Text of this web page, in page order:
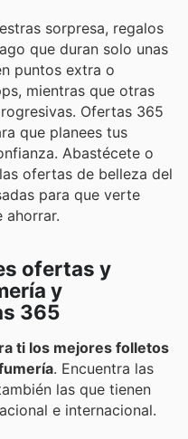
sorpresa, regalos
que duran solo unas
puntos extra o
mientras que otras
Ofertas 365
que planees tus
Abastécete o
ofertas de belleza del
para que verte
ahorrar.
ofertas y
y
365
ti los mejores folletos
. Encuentra las
las que tienen
e internacional.